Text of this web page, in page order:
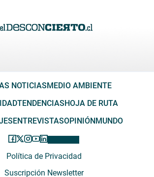
NOTICIAS MEDIO AMBIENTE
TENDENCIAS HOJA DE RUTA
ENTREVISTASOPINIÓN MUNDO
Política de Privacidad
Suscripción Newsletter